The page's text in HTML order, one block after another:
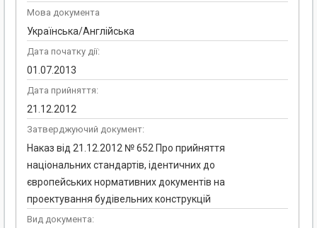
Мова документа
Українська/Англійська
Дата початку дії:
01.07.2013
Дата прийняття:
21.12.2012
Затверджуючий документ:
Наказ від 21.12.2012 № 652 Про прийняття
національних стандартів, ідентичних до
європейських нормативних документів на
проектування будівельних конструкцій
Вид документа: